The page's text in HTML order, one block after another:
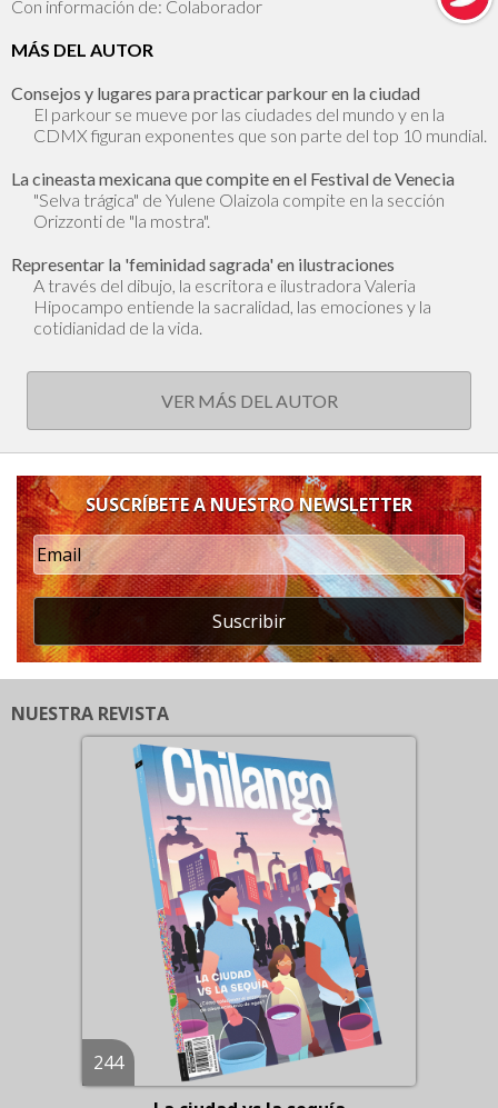
Con información de: Colaborador
MÁS DEL AUTOR
Consejos y lugares para practicar parkour en la ciudad
El parkour se mueve por las ciudades del mundo y en la
CDMX figuran exponentes que son parte del top 10 mundial.
La cineasta mexicana que compite en el Festival de Venecia
"Selva trágica" de Yulene Olaizola compite en la sección
Orizzonti de "la mostra".
Representar la 'feminidad sagrada' en ilustraciones
A través del dibujo, la escritora e ilustradora Valeria
Hipocampo entiende la sacralidad, las emociones y la
cotidianidad de la vida.
VER MÁS DEL AUTOR
SUSCRÍBETE A NUESTRO NEWSLETTER
Suscribir
NUESTRA REVISTA
244